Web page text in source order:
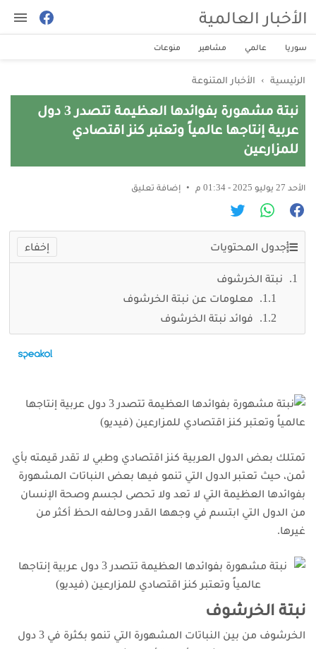
الأخبار العالمية
سوريا عالمي مشاهير منوعات
الرئيسية › الأخبار المتنوعة
نبتة مشهورة بفوائدها العظيمة تتصدر 3 دول
عربية إنتاجها عالمياً وتعتبر كنز اقتصادي
للمزارعين
الأحد 27 يوليو 2025 - 01:34 م إضافة تعليق
جدول المحتويات
نبتة الخرشوف
معلومات عن نبتة الخرشوف
فوائد نبتة الخرشوف
تمتلك بعض الدول العربية كنز اقتصادي وطبي لا تقدر قيمته بأي
ثمن، حيث تعتبر الدول التي تنمو فيها بعض النباتات المشهورة
بفوائدها العظيمة التي لا تعد ولا تحصى لجسم وصحة الإنسان
من الدول التي ابتسم في وجهها القدر وحالفه الحظ أكثر من
غيرها.
نبتة الخرشوف
الخرشوف من بين النباتات المشهورة التي تنمو بكثرة في 3 دول